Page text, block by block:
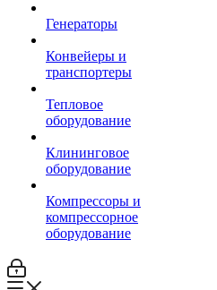
Генераторы
Конвейеры и
транспортеры
Тепловое
оборудование
Клининговое
оборудование
Компрессоры и
компрессорное
оборудование